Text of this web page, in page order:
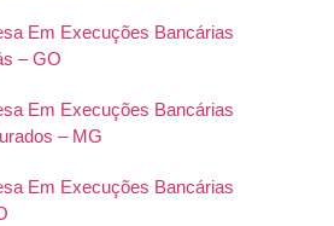
Em Execuções Bancárias
– GO
Em Execuções Bancárias
– MG
Em Execuções Bancárias